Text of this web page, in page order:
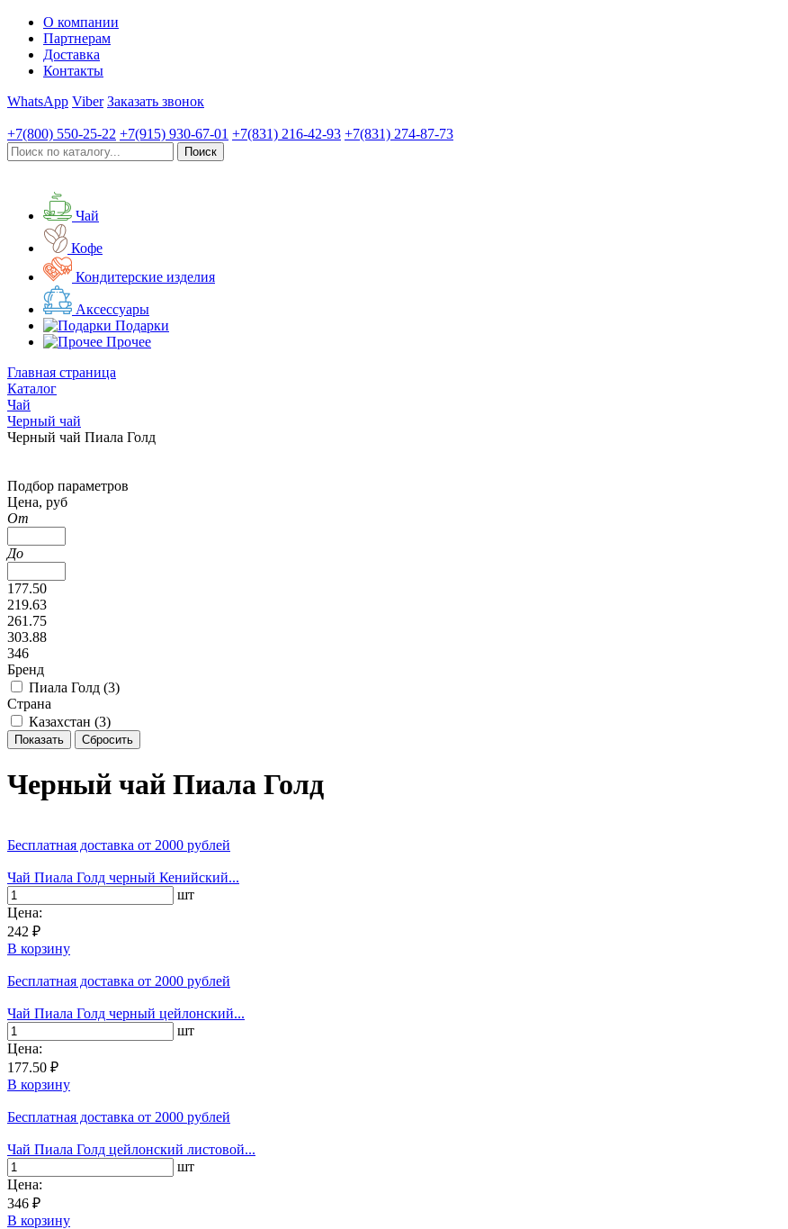
О компании
Партнерам
Доставка
Контакты
WhatsApp Viber Заказать звонок
+7(800) 550-25-22 +7(915) 930-67-01 +7(831) 216-42-93 +7(831) 274-87-73
Чай
Кофе
Кондитерские изделия
Аксессуары
Подарки
Прочее
Главная страница
Каталог
Чай
Черный чай
Черный чай Пиала Голд
Подбор параметров
Цена, руб
От
До
177.50
219.63
261.75
303.88
346
Бренд
Пиала Голд (3)
Страна
Казахстан (3)
Черный чай Пиала Голд
Бесплатная доставка от 2000 рублей
Чай Пиала Голд черный Кенийский...
шт
Цена:
242 ₽
В корзину
Бесплатная доставка от 2000 рублей
Чай Пиала Голд черный цейлонский...
шт
Цена:
177.50 ₽
В корзину
Бесплатная доставка от 2000 рублей
Чай Пиала Голд цейлонский листовой...
шт
Цена:
346 ₽
В корзину